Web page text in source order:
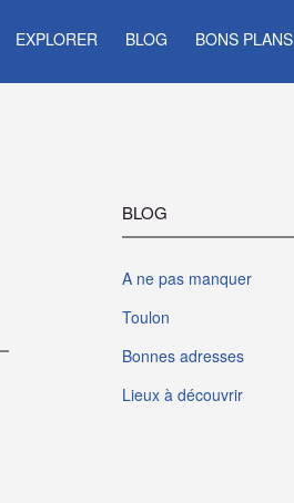
EXPLORER BLOG BONS PLANS
BLOG
A ne pas manquer
Toulon
Bonnes adresses
Lieux à découvrir